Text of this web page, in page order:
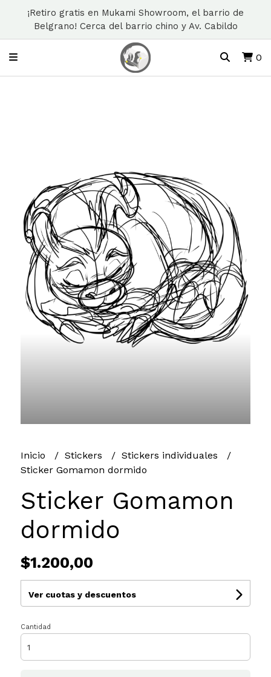
¡Retiro gratis en Mukami Showroom, el barrio de
Belgrano! Cerca del barrio chino y Av. Cabildo
0
Inicio Stickers
Stickers individuales
Sticker Gomamon dormido
Sticker Gomamon
dormido
$1.200,00
Ver cuotas y descuentos
Cantidad